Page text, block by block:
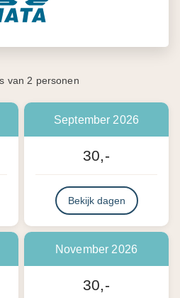
van 2 personen
September 2026
30,-
Bekijk dagen
November 2026
30,-